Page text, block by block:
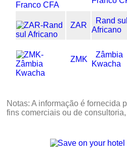
ZAR
Rand
Africano
ZMK
Zâmbia
Kwacha
Notas: A informação é fornecida
fins comerciais ou de